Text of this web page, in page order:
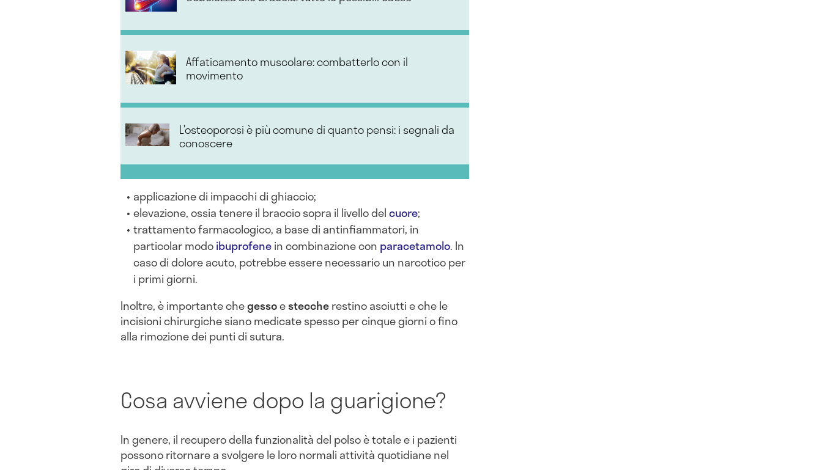
Affaticamento muscolare: combatterlo con il
movimento
L’osteoporosi è più comune di quanto pensi: i segnali da
conoscere
applicazione di impacchi di ghiaccio;
elevazione, ossia tenere il braccio sopra il livello delcuore;
trattamento farmacologico, a base di antinfiammatori, in
particolar modoibuprofenein combinazione con paracetamolo. In
caso di dolore acuto, potrebbe essere necessario un narcotico per
i primi giorni.
Inoltre, è importante chegessoesteccherestino asciutti e che le
incisioni chirurgiche siano medicate spesso per cinque giorni o fino
alla rimozione dei punti di sutura.
Cosa avviene dopo la guarigione?
In genere, il recupero della funzionalità del polso è totale e i pazienti
possono ritornare a svolgere le loro normali attività quotidiane nel